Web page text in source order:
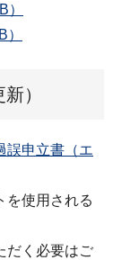
）
誤申立書（エ
を使用される
だく必要はご